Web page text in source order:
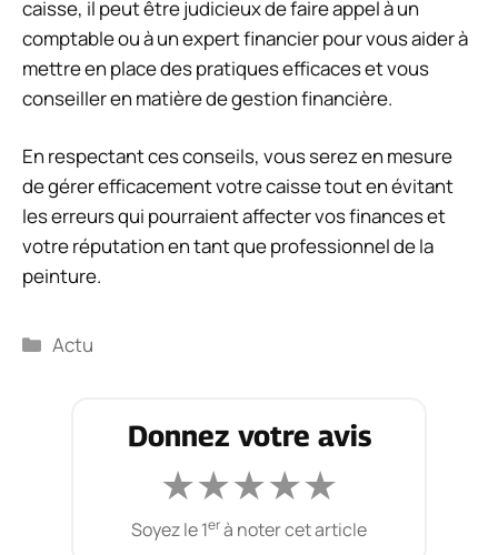
caisse, il peut être judicieux de faire appel à un
comptable ou à un expert financier pour vous aider à
mettre en place des pratiques efficaces et vous
conseiller en matière de gestion financière.
En respectant ces conseils, vous serez en mesure
de gérer efficacement votre caisse tout en évitant
les erreurs qui pourraient affecter vos finances et
votre réputation en tant que professionnel de la
peinture.
Catégories
Actu
Donnez votre avis
★★★★★
Soyez le 1erà noter cet article